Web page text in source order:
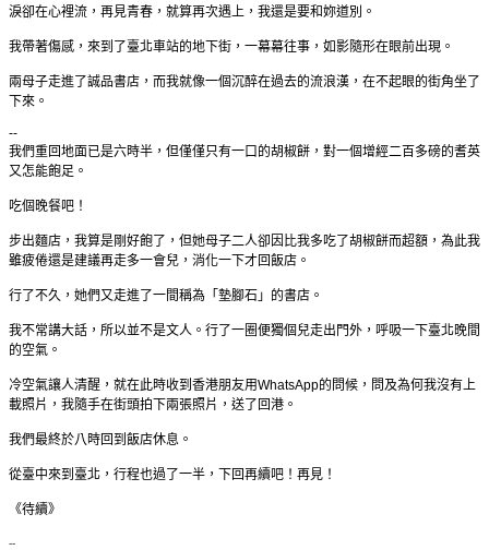
淚卻在心裡流，再見青春，就算再次遇上，我還是要和妳道別。
我帶著傷感，來到了臺北車站的地下街，一幕幕往事，如影隨形在眼前出現。
兩母子走進了誠品書店，而我就像一個沉醉在過去的流浪漢，在不起眼的街角坐了
下來。
--
我們重回地面已是六時半，但僅僅只有一口的胡椒餅，對一個增經二百多磅的耆英
又怎能飽足。
吃個晚餐吧！
步出麵店，我算是剛好飽了，但她母子二人卻因比我多吃了胡椒餅而超額，為此我
雖疲倦還是建議再走多一會兒，消化一下才回飯店。
行了不久，她們又走進了一間稱為「墊腳石」的書店。
我不常講大話，所以並不是文人。行了一圈便獨個兒走出門外，呼吸一下臺北晚間
的空氣。
冷空氣讓人清醒，就在此時收到香港朋友用WhatsApp的問候，問及為何我沒有上
載照片，我隨手在街頭拍下兩張照片，送了回港。
我們最終於八時回到飯店休息。
從臺中來到臺北，行程也過了一半，下回再續吧！再見！
《待續》
--